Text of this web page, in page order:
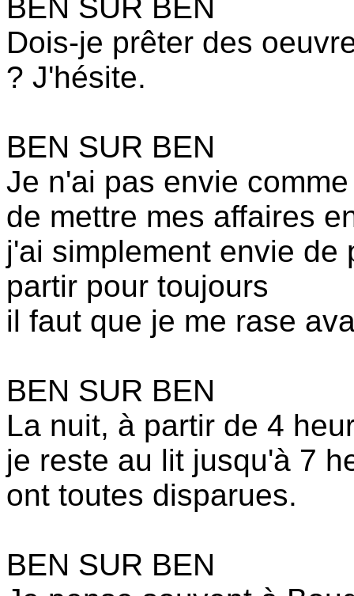
BEN SUR BEN
Dois-je prêter des
? J'hésite.
BEN SUR BEN
Je n'ai pas envie
de mettre mes affaires
j'ai simplement envie de
partir pour toujours
il faut que je me rase
BEN SUR BEN
La nuit, à partir de 4
je reste au lit jusqu'à 7
ont toutes disparues.
BEN SUR BEN